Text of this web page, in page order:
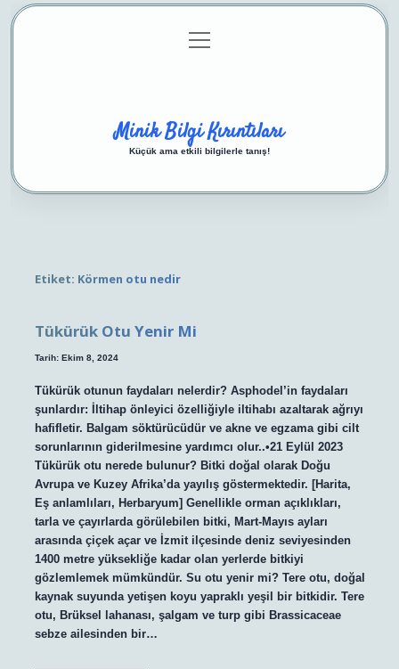
Gizlilik Politikası
menüyü
aç
Minik Bilgi Kırıntıları
Küçük ama etkili bilgilerle tanış!
Etiket: Körmen otu nedir
Tükürük Otu Yenir Mi
Tarih: Ekim 8, 2024
Tükürük otunun faydaları nelerdir? Asphodel’in faydaları
şunlardır: İltihap önleyici özelliğiyle iltihabı azaltarak ağrıyı
hafifletir. Balgam söktürücüdür ve akne ve egzama gibi cilt
sorunlarının giderilmesine yardımcı olur..•21 Eylül 2023
Tükürük otu nerede bulunur? Bitki doğal olarak Doğu
Avrupa ve Kuzey Afrika’da yayılış göstermektedir. [Harita,
Eş anlamlıları, Herbaryum] Genellikle orman açıklıkları,
tarla ve çayırlarda görülebilen bitki, Mart-Mayıs ayları
arasında çiçek açar ve İzmit ilçesinde deniz seviyesinden
1400 metre yüksekliğe kadar olan yerlerde bitkiyi
gözlemlemek mümkündür. Su otu yenir mi? Tere otu, doğal
kaynak suyunda yetişen koyu yapraklı yeşil bir bitkidir. Tere
otu, Brüksel lahanası, şalgam ve turp gibi Brassicaceae
sebze ailesinden bir…